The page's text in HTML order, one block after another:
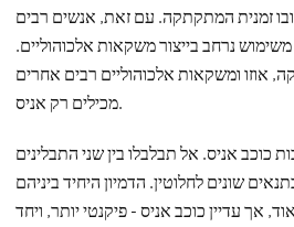
זמנית המתקתקה. עם זאת, אנשים רבים
נרחב בייצור משקאות אלכוהוליים.
אוזו ומשקאות אלכוהוליים רבים אחרים
מכילים רק אניס.
כוכב אניס. אל תבלבלו בין שני התבלינים
שונים לחלוטין. הדמיון היחיד ביניהם
אך עדיין כוכב אניס - פיקנטי יותר, ויחד